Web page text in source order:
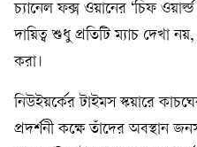
চ্যানেল ফক্স ওয়ানের ‘চিফ
দায়িত্ব শুধু প্রতিটি ম্যাচ দেখা
করা।
নিউইয়র্কের টাইমস স্কয়ারে
প্রদর্শনী কক্ষে তাঁদের অবস্থান